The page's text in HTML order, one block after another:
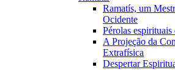
Ramatís, um
Ocidente
Pérolas espirituais
A Projeção da
Extrafísica
Despertar